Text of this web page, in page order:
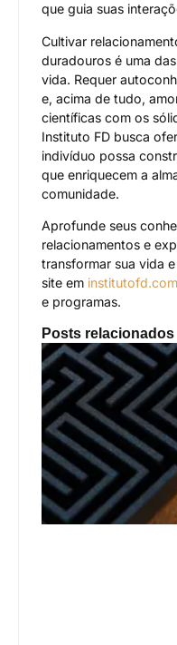
que guia suas
Cultivar
duradouros é uma
vida. Requer
e, acima de tudo,
científicas com os
Instituto FD busca
indivíduo possa
que enriquecem a
comunidade.
Aprofunde seus
relacionamentos e
transformar sua vida
site em
e programas.
Posts relacionados